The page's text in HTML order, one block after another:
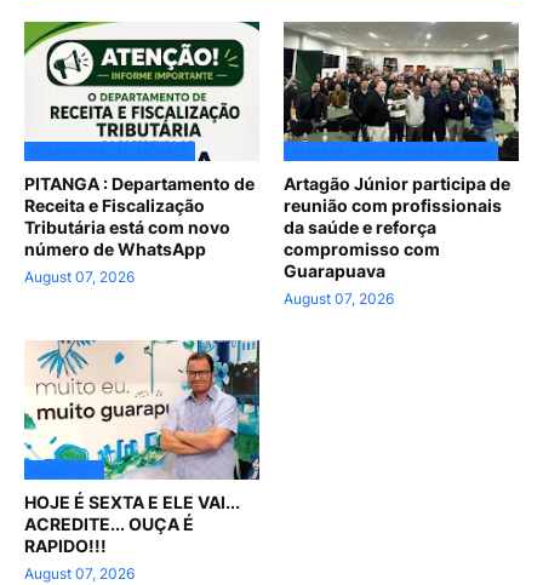
PITANGA : Departamento de
Receita e Fiscalização
Tributária está com novo
número de WhatsApp
August 07, 2026
Artagão Júnior participa de
reunião com profissionais
da saúde e reforça
compromisso com
Guarapuava
August 07, 2026
HOJE É SEXTA E ELE VAI...
ACREDITE... OUÇA É
RAPIDO!!!
August 07, 2026